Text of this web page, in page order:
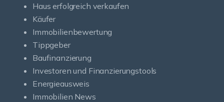
Haus erfolgreich verkaufen
Käufer
Immobilienbewertung
Tippgeber
Baufinanzierung
Investoren und Finanzierungstools
Energieausweis
Immobilien News